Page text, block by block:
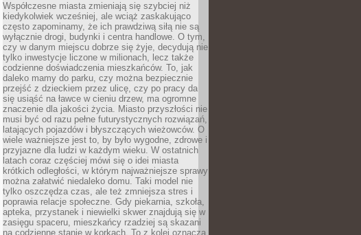
Współczesne miasta zmieniają się szybciej niż
kiedykolwiek wcześniej, ale wciąż zaskakująco
często zapominamy, że ich prawdziwą siłą nie są
wyłącznie drogi, budynki i centra handlowe. O tym,
czy w danym miejscu dobrze się żyje, decydują nie
tylko inwestycje liczone w milionach, lecz także
codzienne doświadczenia mieszkańców. To, jak
daleko mamy do parku, czy można bezpiecznie
przejść z dzieckiem przez ulicę, czy po pracy da
się usiąść na ławce w cieniu drzew, ma ogromne
znaczenie dla jakości życia. Miasto przyszłości nie
musi być od razu pełne futurystycznych rozwiązań,
latających pojazdów i błyszczących wieżowców. O
wiele ważniejsze jest to, by było wygodne, zdrowe i
przyjazne dla ludzi w każdym wieku. W ostatnich
latach coraz częściej mówi się o idei miasta
krótkich odległości, w którym najważniejsze sprawy
można załatwić niedaleko domu. Taki model nie
tylko oszczędza czas, ale też zmniejsza stres i
poprawia relacje społeczne. Gdy piekarnia, szkoła,
apteka, przystanek i niewielki skwer znajdują się w
zasięgu spaceru, mieszkańcy rzadziej są skazani
na codzienne stanie w korkach. To z kolei oznacza